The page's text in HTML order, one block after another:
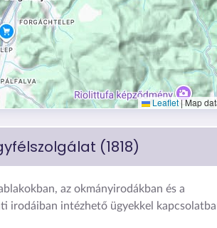
Leaflet|Map
(1818)
az okmányirodákban és a
irodáiban intézhető ügyekkel